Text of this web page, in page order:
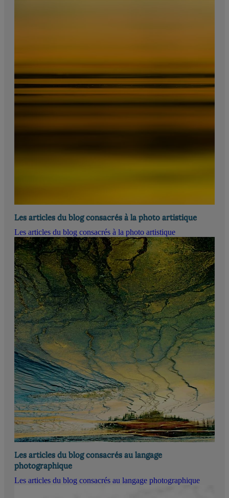
Les articles du blog consacrés à la photo artistique
Les articles du blog consacrés à la photo artistique
Les articles du blog consacrés au langage
photographique
Les articles du blog consacrés au langage photographique